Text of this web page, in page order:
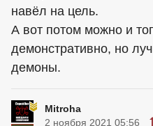
навёл на цель.
А вот потом можно и
демонстративно, но
демоны.
Mitroha
2 ноября 2021 05:56